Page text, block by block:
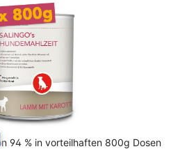
94 % in vorteilhaften 800g Dosen